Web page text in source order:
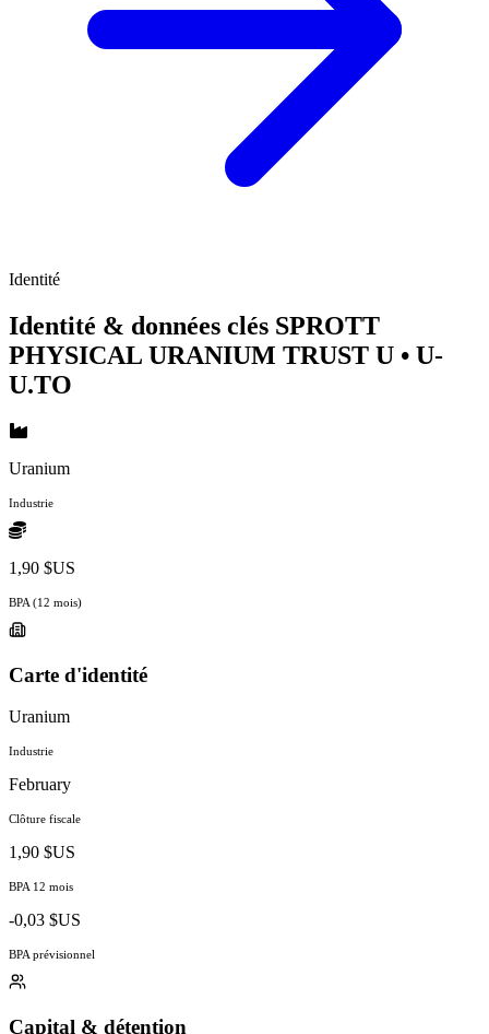
Identité
Identité & données clés SPROTT
PHYSICAL URANIUM TRUST U • U-
U.TO
Uranium
Industrie
1,90 $US
BPA (12 mois)
Carte d'identité
Uranium
Industrie
February
Clôture fiscale
1,90 $US
BPA 12 mois
-0,03 $US
BPA prévisionnel
Capital & détention